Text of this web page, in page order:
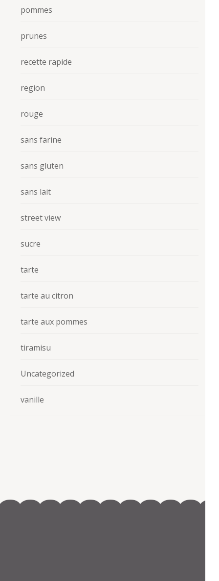
pommes
prunes
recette rapide
region
rouge
sans farine
sans gluten
sans lait
street view
sucre
tarte
tarte au citron
tarte aux pommes
tiramisu
Uncategorized
vanille